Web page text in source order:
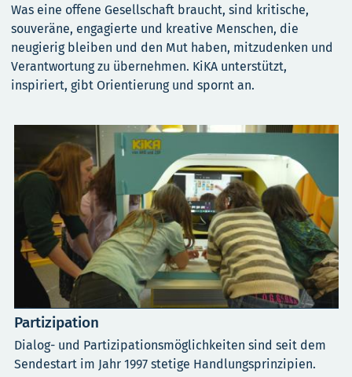
Was eine offene Gesellschaft braucht, sind kritische,
souveräne, engagierte und kreative Menschen, die
neugierig bleiben und den Mut haben, mitzudenken und
Verantwortung zu übernehmen. KiKA unterstützt,
inspiriert, gibt Orientierung und spornt an.
Partizipation
Dialog- und Partizipationsmöglichkeiten sind seit dem
Sendestart im Jahr 1997 stetige Handlungsprinzipien.